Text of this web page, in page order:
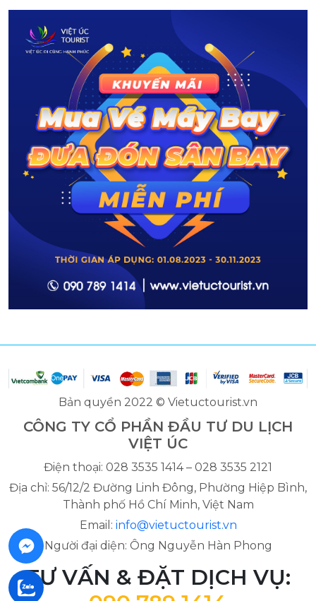
Bản quyền 2022 © Vietuctourist.vn
CÔNG TY CỔ PHẦN ĐẦU TƯ DU LỊCH
VIỆT ÚC
Điện thoại: 028 3535 1414 – 028 3535 2121
Địa chỉ: 56/12/2 Đường Linh Đông, Phường Hiệp Bình,
Thành phố Hồ Chí Minh, Việt Nam
Email: info@vietuctourist.vn
Người đại diện: Ông Nguyễn Hàn Phong
TƯ VẤN & ĐẶT DỊCH VỤ: